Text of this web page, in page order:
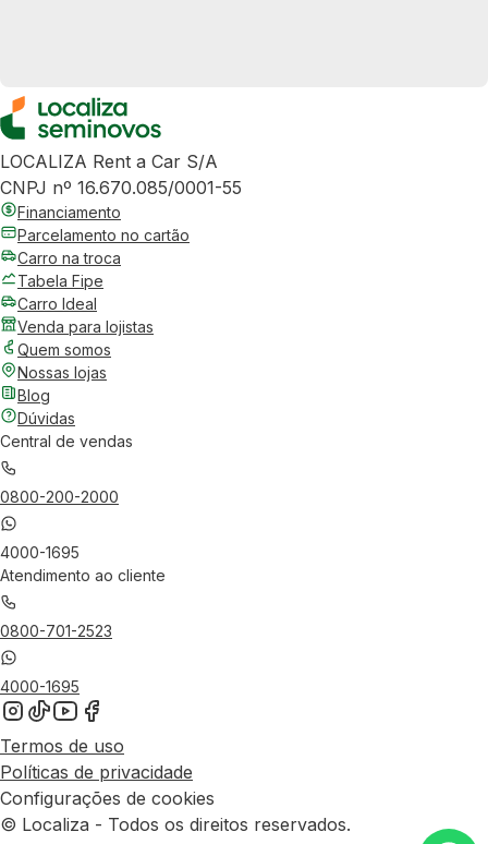
LOCALIZA Rent a Car S/A
CNPJ nº 16.670.085/0001-55
Financiamento
Parcelamento no cartão
Carro na troca
Tabela Fipe
Carro Ideal
Venda para lojistas
Quem somos
Nossas lojas
Blog
Dúvidas
Central de vendas
0800-200-2000
4000-1695
Atendimento ao cliente
0800-701-2523
4000-1695
Termos de uso
Políticas de privacidade
Configurações de cookies
© Localiza - Todos os direitos reservados.